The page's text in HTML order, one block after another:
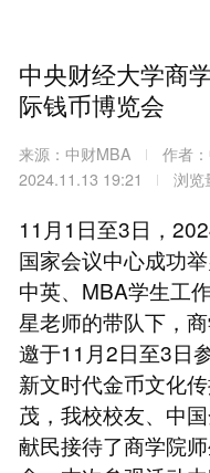
中央财经大学商
际钱币博览会
来源：中财MBA 作者
2024.11.13 19:21
浏览
11月1日至3日，
国家会议中心成功
中英、MBA学生工
星老师的带队下，
邀于11月2日至3日
新文时代金币文化
茂，我校校友、中
献民接待了商学院